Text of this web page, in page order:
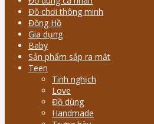
Đồ chơi thông minh
Đồng Hồ
Gia dụng
Baby
Sản phẩm sắp ra mắt
Teen
Tinh nghịch
Love
Đồ dùng
Handmade